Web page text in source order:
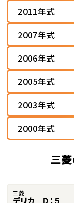
2011年式
2007年式
2006年式
2005年式
2003年式
2000年式
三
三菱
デリカ Ｄ：５